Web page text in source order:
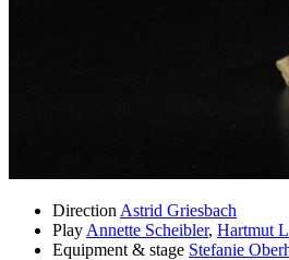
Direction Astrid Griesbach
Play Annette Scheibler, Hartmut
Equipment & stage Stefanie